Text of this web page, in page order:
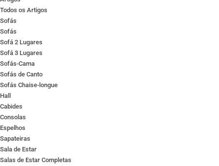
Todos os Artigos
Sofás
Sofás
Sofá 2 Lugares
Sofá 3 Lugares
Sofás-Cama
Sofás de Canto
Sofás Chaise-longue
Hall
Cabides
Consolas
Espelhos
Sapateiras
Sala de Estar
Salas de Estar Completas